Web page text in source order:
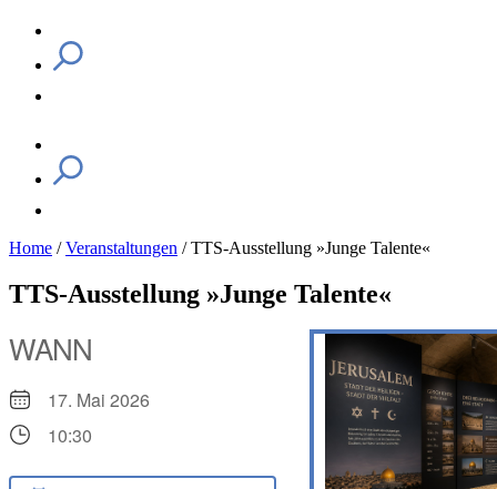
Home /Veranstaltungen /TTS-Ausstellung »Junge Talente«
TTS-Ausstellung »Junge Talente«
WANN
17. Mai 2026
10:30